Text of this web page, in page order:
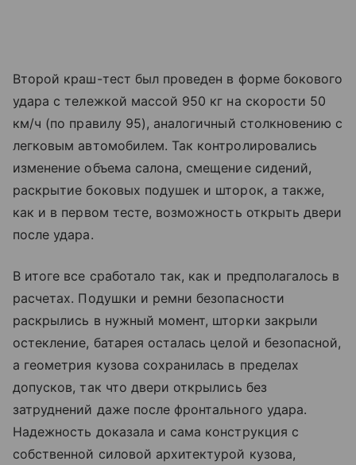
Второй краш-тест был проведен в форме бокового
удара с тележкой массой 950 кг на скорости 50
км/ч (по правилу 95), аналогичный столкновению с
легковым автомобилем. Так контролировались
изменение объема салона, смещение сидений,
раскрытие боковых подушек и шторок, а также,
как и в первом тесте, возможность открыть двери
после удара.
В итоге все сработало так, как и предполагалось в
расчетах. Подушки и ремни безопасности
раскрылись в нужный момент, шторки закрыли
остекление, батарея осталась целой и безопасной,
а геометрия кузова сохранилась в пределах
допусков, так что двери открылись без
затруднений даже после фронтального удара.
Надежность доказала и сама конструкция с
собственной силовой архитектурой кузова,